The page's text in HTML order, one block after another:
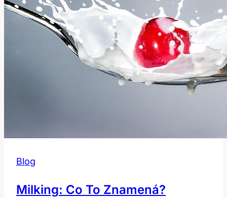
Blog
Milking: Co To Znamená?